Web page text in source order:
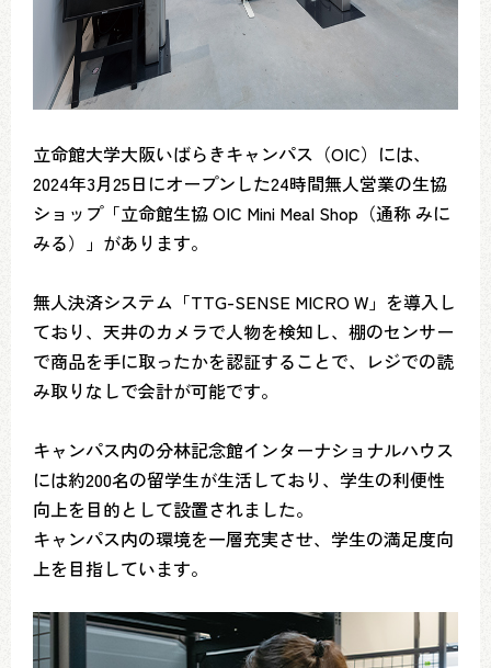
立命館大学大阪いばらきキャンパス（OIC）には、
2024年3月25日にオープンした24時間無人営業の生協
ショップ「立命館生協 OIC Mini Meal Shop（通称 みに
みる）」があります。
無人決済システム「TTG-SENSE MICRO W」を導入し
ており、天井のカメラで人物を検知し、棚のセンサー
で商品を手に取ったかを認証することで、レジでの読
み取りなしで会計が可能です。
キャンパス内の分林記念館インターナショナルハウス
には約200名の留学生が生活しており、学生の利便性
向上を目的として設置されました。
キャンパス内の環境を一層充実させ、学生の満足度向
上を目指しています。